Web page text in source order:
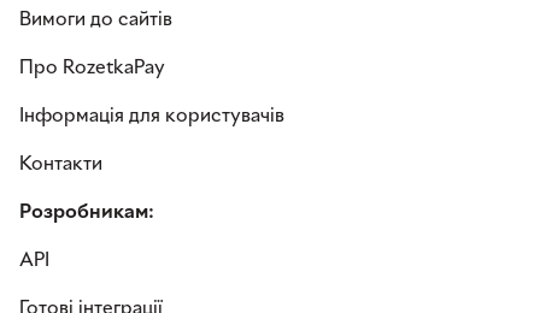
Вимоги до сайтів
Про RozetkaPay
Інформація для користувачів
Контакти
Розробникам:
API
Готові інтеграції